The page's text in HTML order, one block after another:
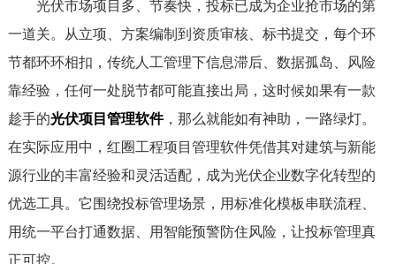
光伏市场项目多、节奏快，投标已成为企业抢市场的第
一道关。从立项、方案编制到资质审核、标书提交，每个环
节都环环相扣，传统人工管理下信息滞后、数据孤岛、风险
靠经验，任何一处脱节都可能直接出局，这时候如果有一款
趁手的光伏项目管理软件，那么就能如有神助，一路绿灯。
在实际应用中，红圈工程项目管理软件凭借其对建筑与新能
源行业的丰富经验和灵活适配，成为光伏企业数字化转型的
优选工具。它围绕投标管理场景，用标准化模板串联流程、
用统一平台打通数据、用智能预警防住风险，让投标管理真
正可控。